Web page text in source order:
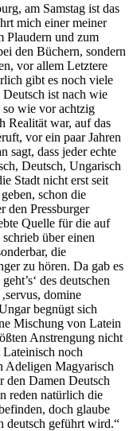
am Samstag ist das
mich einer meiner
Plaudern und zum
den Büchern, sondern
vor allem Letztere
gibt es noch viele
ist nach wie
so wie vor achtzig
Realität war, auf das
vor ein paar Jahren
sagt, dass jeder echte
Deutsch, Ungarisch
Stadt nicht erst seit
schon die
den Pressburger
Quelle für die auf
über einen
die
zu hören. Da gab es
des deutschen
domine
begnügt sich
Mischung von Latein
Anstrengung nicht
noch
Adeligen Magyarisch
den Damen Deutsch
reden natürlich die
doch glaube
deutsch geführt wird.“